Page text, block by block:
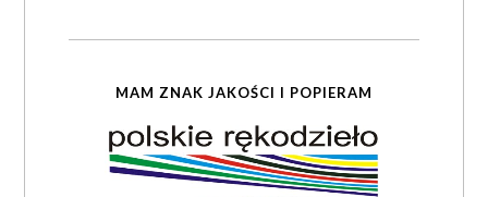
MAM ZNAK JAKOŚCI I POPIERAM